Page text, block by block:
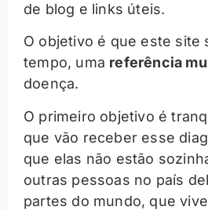
de blog e links úteis.
O objetivo é que este site
tempo, uma referência
doença.
O primeiro objetivo é
que vão receber esse
que elas não estão
outras pessoas no país
partes do mundo, que